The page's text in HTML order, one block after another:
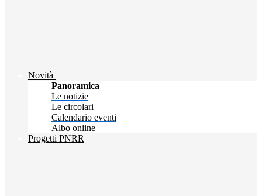
Novità
Panoramica
Le notizie
Le circolari
Calendario eventi
Albo online
Progetti PNRR